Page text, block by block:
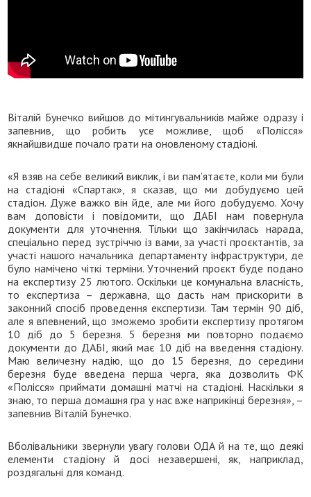
Віталій Бунечко вийшов до мітингувальників майже одразу і
запевнив, що робить усе можливе, щоб «Полісся»
якнайшвидше почало грати на оновленому стадіоні.
«Я взяв на себе великий виклик, і ви пам’ятаєте, коли ми були
на стадіоні «Спартак», я сказав, що ми добудуємо цей
стадіон. Дуже важко він йде, але ми його добудуємо. Хочу
вам доповісти і повідомити, що ДАБІ нам повернула
документи для уточнення. Тільки що закінчилась нарада,
спеціально перед зустріччю із вами, за участі проєктантів, за
участі нашого начальника департаменту інфраструктури, де
було намічено чіткі терміни. Уточнений проєкт буде подано
на експертизу 25 лютого. Оскільки це комунальна власність,
то експертиза – державна, що дасть нам прискорити в
законний спосіб проведення експертизи. Там термін 90 діб,
але я впевнений, що зможемо зробити експертизу протягом
10 діб до 5 березня. 5 березня ми повторно подаємо
документи до ДАБІ, який має 10 діб на введення стадіону.
Маю величезну надію, що до 15 березня, до середини
березня буде введена перша черга, яка дозволить ФК
«Полісся» приймати домашні матчі на стадіоні. Наскільки я
знаю, то перша домашня гра у нас вже наприкінці березня», –
запевнив Віталій Бунечко.
Вболівальники звернули увагу голови ОДА й на те, що деякі
елементи стадіону й досі незавершені, як, наприклад,
роздягальні для команд.